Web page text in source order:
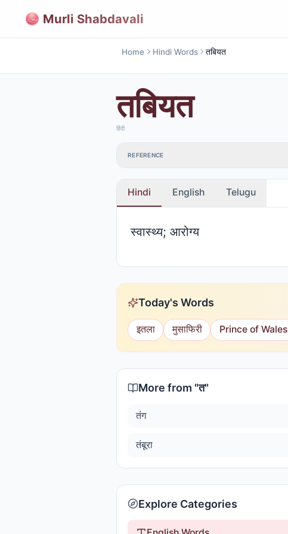
Murli Shabdavali
Home Hindi Words तबियत
तबियत
हिंदी
REFERENCE
Hindi English Telugu
स्वास्थ्य; आरोग्य
Today's Words
इतला मुसाफिरी Prince of Wales
More from "त"
तंग
तंबूरा
Explore Categories